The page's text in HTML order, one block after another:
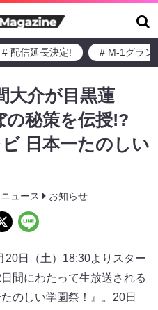
# 配信延長決定! # M-1グラン
大介が目黒蓮
の秘策を伝授!?
ビ 日本一たのしい
ニュース お知らせ
20日（土）18:30よりスター
間にわたって生放送される
のしい学園祭！』。20日